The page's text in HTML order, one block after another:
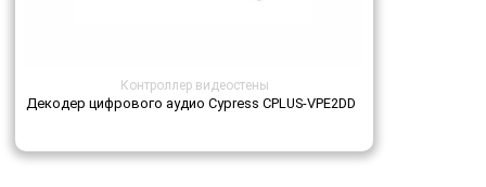
Контроллер видеостены
Декодер цифрового аудио Cypress CPLUS-VPE2DD